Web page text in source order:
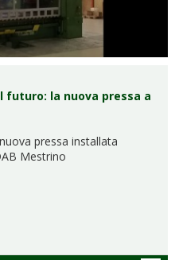
futuro: la nuova pressa a
pressa installata
Mestrino